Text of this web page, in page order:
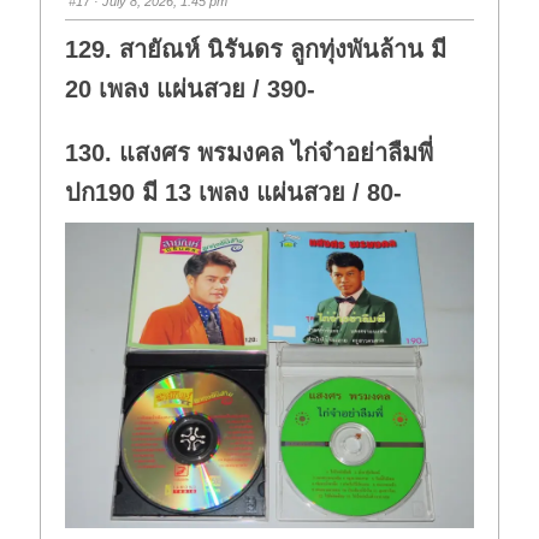
d
o
n
.
u
p
129. สายัณห์ นิรันดร ลูกทุ่งพันล้าน มี
20 เพลง แผ่นสวย / 390-
130. แสงศร พรมงคล ไก่จ๋าอย่าลืมพี่
ปก190 มี 13 เพลง แผ่นสวย / 80-